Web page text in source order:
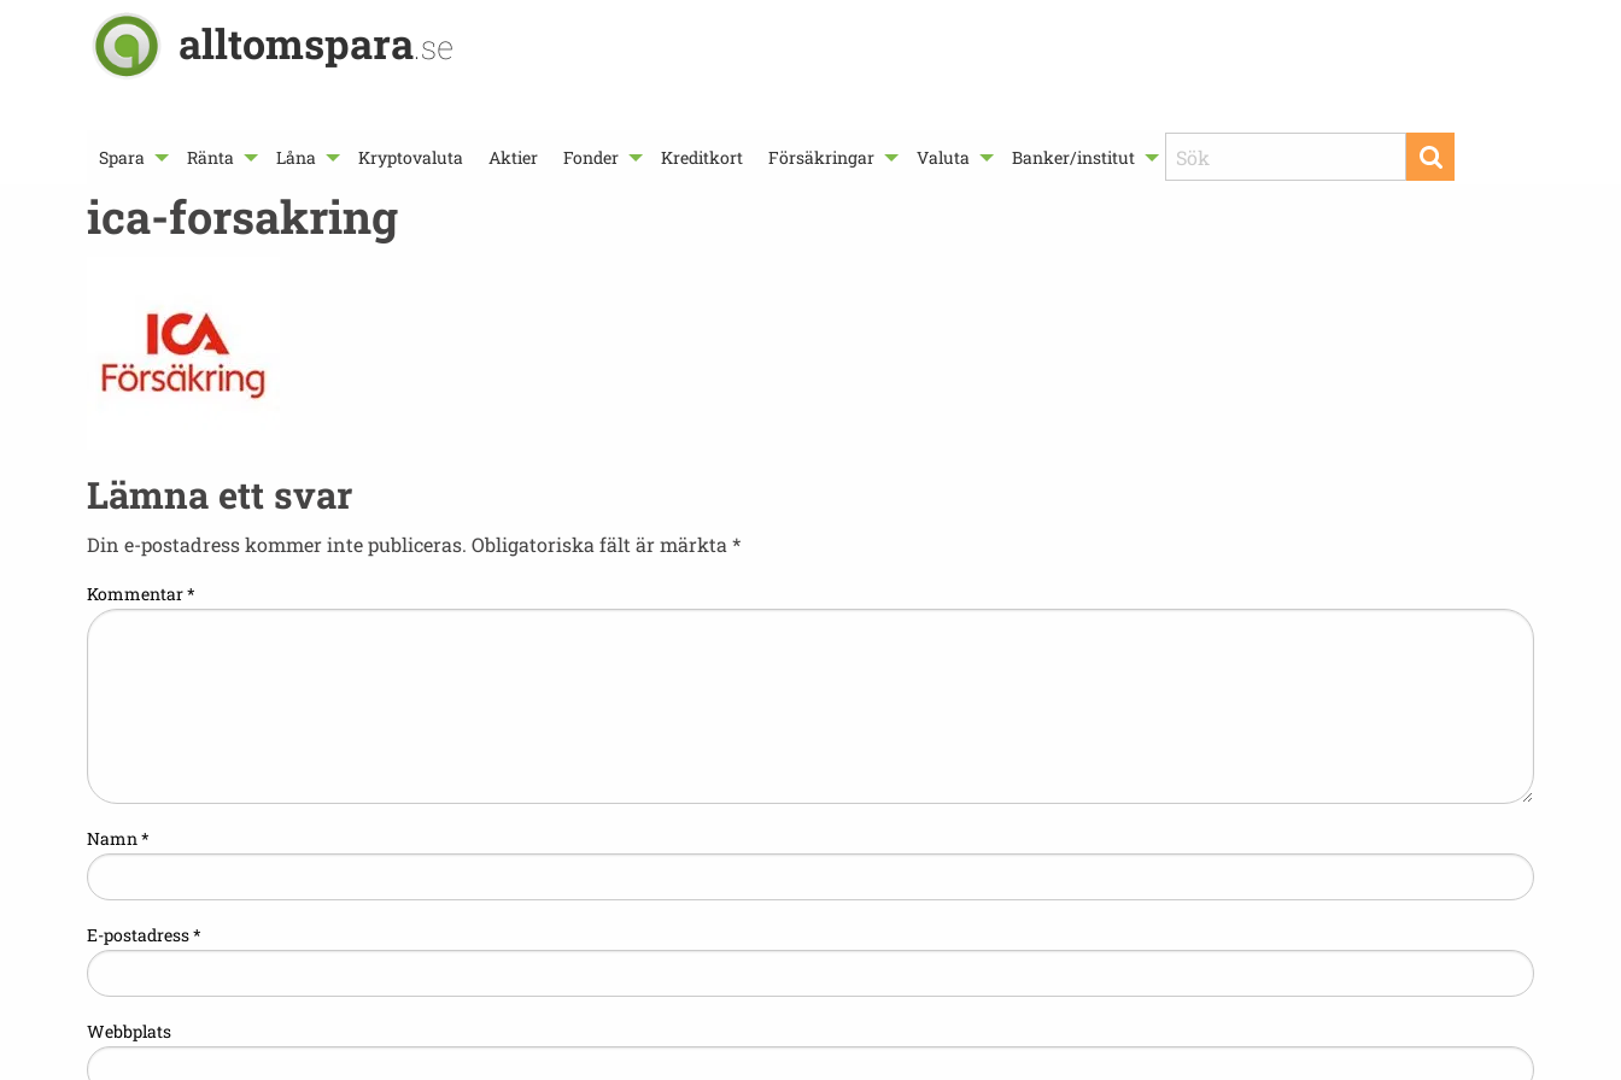
alltomspara.se
Spara Ränta Låna Kryptovaluta Aktier Fonder Kreditkort Försäkringar Valuta Banker/institut
ica-forsakring
Lämna ett svar
Din e-postadress kommer inte publiceras. Obligatoriska fält är märkta *
Kommentar*
Namn*
E-postadress*
Webbplats